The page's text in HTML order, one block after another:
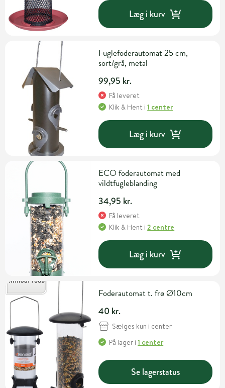
Læg i kurv
Fuglefoderautomat 25 cm,
sort/grå, metal
99,95 kr.
Få leveret
Klik & Hent i1 center
Læg i kurv
ECO foderautomat med
vildtfugleblanding
34,95 kr.
Få leveret
Klik & Hent i2 centre
Læg i kurv
Foderautomat t. frø Ø10cm
40 kr.
Sælges kun i center
På lager i1 center
Se lagerstatus